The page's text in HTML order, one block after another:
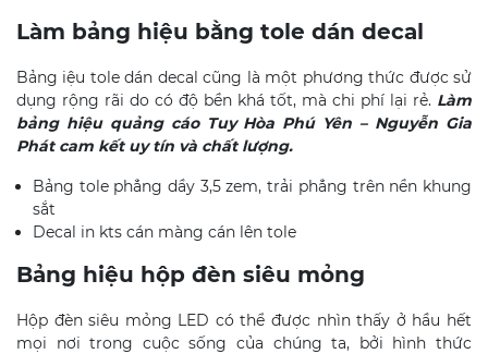
Làm bảng hiệu bằng tole dán decal
Bảng iệu tole dán decal cũng là một phương thức được sử
dụng rộng rãi do có độ bền khá tốt, mà chi phí lại rẻ. Làm
bảng hiệu quảng cáo Tuy Hòa Phú Yên – Nguyễn Gia
Phát cam kết uy tín và chất lượng.
Bảng tole phẳng dầy 3,5 zem, trải phẳng trên nền khung
sắt
Decal in kts cán màng cán lên tole
Bảng hiệu hộp đèn siêu mỏng
Hộp đèn siêu mỏng LED có thể được nhìn thấy ở hầu hết
mọi nơi trong cuộc sống của chúng ta, bởi hình thức